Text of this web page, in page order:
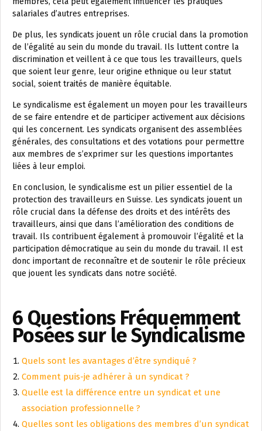
salariales d’autres entreprises.
De plus, les syndicats jouent un rôle crucial dans la promotion
de l’égalité au sein du monde du travail. Ils luttent contre la
discrimination et veillent à ce que tous les travailleurs, quels
que soient leur genre, leur origine ethnique ou leur statut
social, soient traités de manière équitable.
Le syndicalisme est également un moyen pour les travailleurs
de se faire entendre et de participer activement aux décisions
qui les concernent. Les syndicats organisent des assemblées
générales, des consultations et des votations pour permettre
aux membres de s’exprimer sur les questions importantes
liées à leur emploi.
En conclusion, le syndicalisme est un pilier essentiel de la
protection des travailleurs en Suisse. Les syndicats jouent un
rôle crucial dans la défense des droits et des intérêts des
travailleurs, ainsi que dans l’amélioration des conditions de
travail. Ils contribuent également à promouvoir l’égalité et la
participation démocratique au sein du monde du travail. Il est
donc important de reconnaître et de soutenir le rôle précieux
que jouent les syndicats dans notre société.
6 Questions Fréquemment
Posées sur le Syndicalisme
Quels sont les avantages d’être syndiqué ?
Comment puis-je adhérer à un syndicat ?
Quelle est la différence entre un syndicat et une
association professionnelle ?
Quelles sont les obligations des membres d’un syndicat